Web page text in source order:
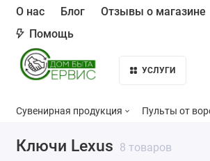
О нас Блог Отзывы о магазине
Помощь
УСЛУГИ
Сувенирная продукция Пульты от
Ключи Lexus 8 товаров